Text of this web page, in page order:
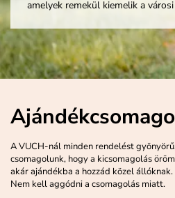
amelyek remekül kiemelik a
A VUCH-nál minden rendelést
csomagolunk, hogy a kicsomagolás
akár ajándékba a hozzád közel állóknak.
Nem kell aggódni a csomagolás miatt.